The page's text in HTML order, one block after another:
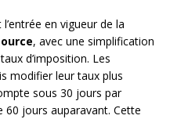
en vigueur de la
, avec une simplification
d’imposition. Les
modifier leur taux plus
sous 30 jours par
60 jours auparavant. Cette